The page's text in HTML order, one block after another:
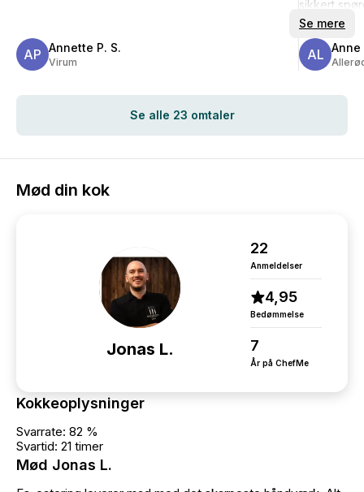
AP Annette P. S.
Virum AL Anne
sikkert
til det.
Se mere
Se alle 23 omtaler
Mød din kok
Jonas L.
22
Anmeldelser
4,95
Bedømmelse
7
År på ChefMe
Kokkeoplysninger
Svarrate: 82 %
Svartid: 21 timer
Mød Jonas L.